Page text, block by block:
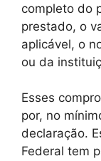
completo do
prestado, o
aplicável, o
ou da
Esses
por, no
declaração.
Federal tem